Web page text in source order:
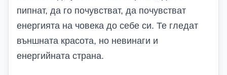
пипнат, да го почувстват, да почувстват
енергията на човека до себе си. Те гледат
външната красота, но невинаги и
енергийната страна.